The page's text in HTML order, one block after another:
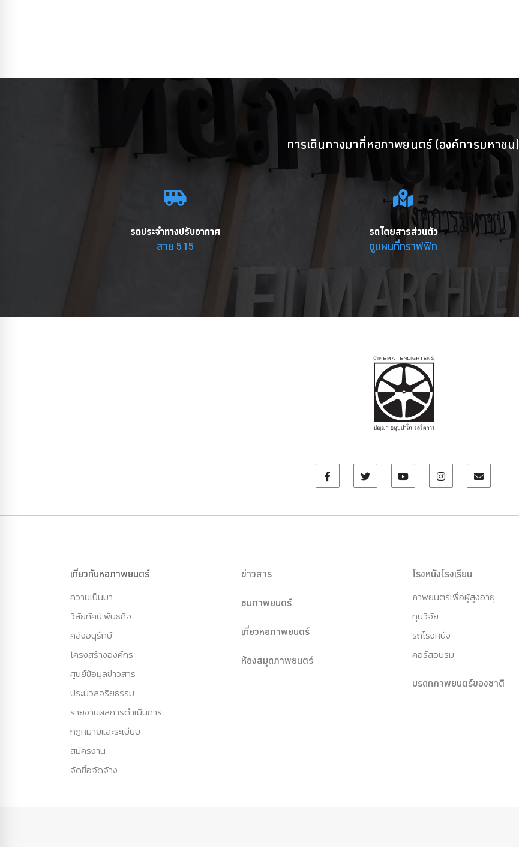
การเดินทางมาที่หอภาพยนตร์ (องค์การมหาชน)
รถประจำทางปรับอากาศ
สาย 515
รถโดยสารส่วนตัว
ดูแผนที่กราฟฟิก
เกี่ยวกับหอภาพยนตร์
ความเป็นมา
วิสัยทัศน์ พันธกิจ
คลังอนุรักษ์
โครงสร้างองค์กร
ศูนย์ข้อมูลข่าวสาร
ประมวลจริยธรรม
รายงานผลการดำเนินการ
กฏหมายและระเบียบ
สมัครงาน
จัดซื้อจัดจ้าง
ข่าวสาร
ชมภาพยนตร์
เที่ยวหอภาพยนตร์
ห้องสมุดภาพยนตร์
โรงหนังโรงเรียน
ภาพยนตร์เพื่อผู้สูงอายุ
ทุนวิจัย
รถโรงหนัง
คอร์สอบรม
มรดกภาพยนตร์ของชาติ